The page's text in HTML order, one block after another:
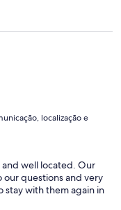
localização e
well located. Our
our questions and very
with them again in